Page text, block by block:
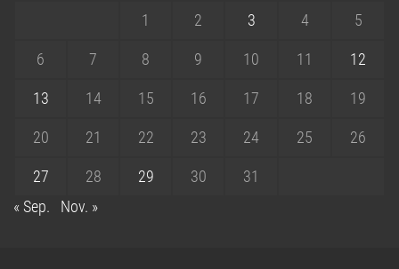
1
2 3 4 5
6 7 8 9 10 11 12
13 14 15 16 17 18 19
20 21 22 23 24 25 26
27 28 29 30
31
« Sep.
Nov. »